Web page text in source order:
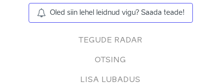
Oled siin lehel leidnud vigu? Saada teade!
TEGUDE RADAR
OTSING
LISA LUBADUS